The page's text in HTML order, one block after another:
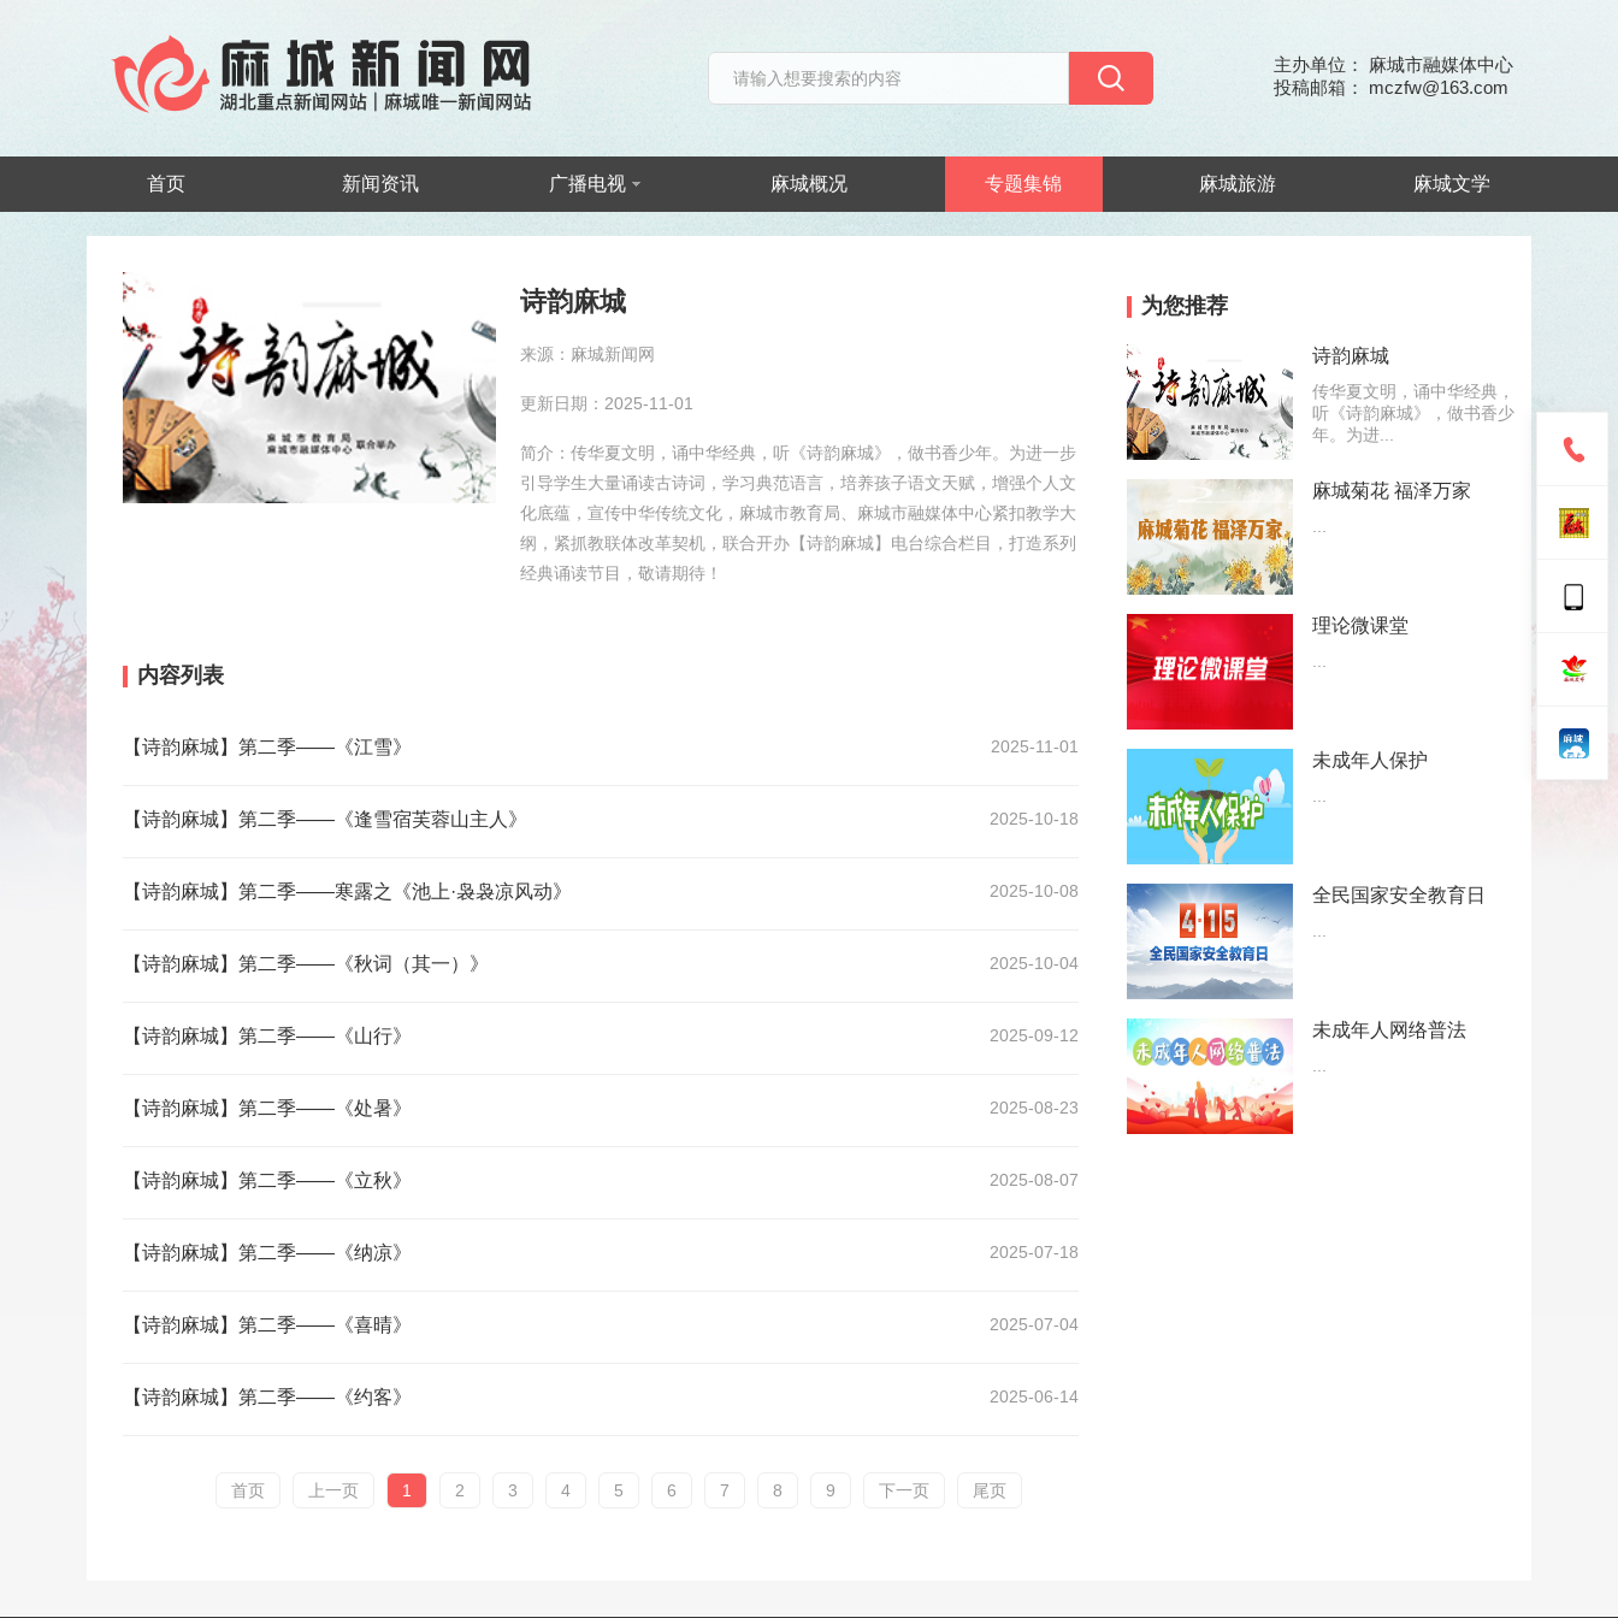
主办单位： 麻城市融媒体中心
投稿邮箱： mczfw@163.com
首页 新闻资讯 广播电视 麻城概况 专题集锦 麻城旅游 麻城文学
诗韵麻城
来源：麻城新闻网
更新日期：2025-11-01
简介：传华夏文明，诵中华经典，听《诗韵麻城》，做书香少年。为进一步
引导学生大量诵读古诗词，学习典范语言，培养孩子语文天赋，增强个人文
化底蕴，宣传中华传统文化，麻城市教育局、麻城市融媒体中心紧扣教学大
纲，紧抓教联体改革契机，联合开办【诗韵麻城】电台综合栏目，打造系列
经典诵读节目，敬请期待！
内容列表
【诗韵麻城】第二季——《江雪》 2025-11-01
【诗韵麻城】第二季——《逢雪宿芙蓉山主人》 2025-10-18
【诗韵麻城】第二季——寒露之《池上·袅袅凉风动》 2025-10-08
【诗韵麻城】第二季——《秋词（其一）》 2025-10-04
【诗韵麻城】第二季——《山行》 2025-09-12
【诗韵麻城】第二季——《处暑》 2025-08-23
【诗韵麻城】第二季——《立秋》 2025-08-07
【诗韵麻城】第二季——《纳凉》 2025-07-18
【诗韵麻城】第二季——《喜晴》 2025-07-04
【诗韵麻城】第二季——《约客》 2025-06-14
首页 上一页 1 2 3 4 5 6 7 8 9 下一页 尾页
为您推荐
诗韵麻城
传华夏文明，诵中华经典，
听《诗韵麻城》，做书香少
年。为进...
麻城菊花 福泽万家
理论微课堂
未成年人保护
全民国家安全教育日
未成年人网络普法